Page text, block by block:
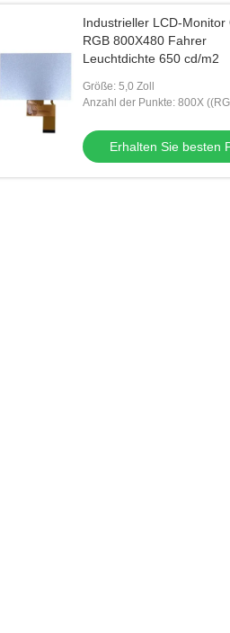
Industrieller LCD-Monitor
RGB 800X480 Fahrer
Leuchtdichte 650 cd/m2
Größe: 5,0 Zoll
Anzahl der Punkte: 800X
Erhalten Sie besten